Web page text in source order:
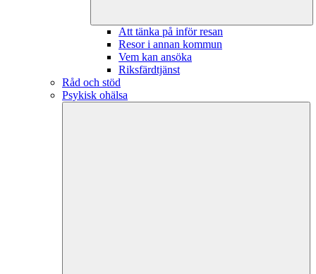
Att tänka på inför resan
Resor i annan kommun
Vem kan ansöka
Riksfärdtjänst
Råd och stöd
Psykisk ohälsa